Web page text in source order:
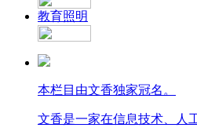
教育照明
本栏目由文香独家冠名。
文香是一家在信息技术、人